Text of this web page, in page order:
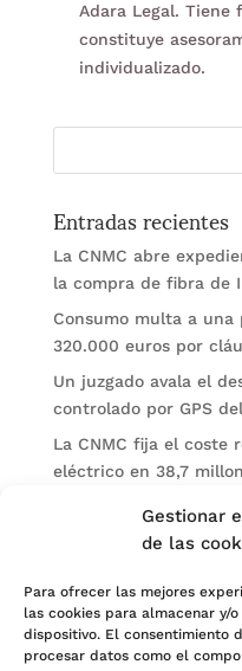
Gestionar
de las
Para ofrecer las mejores
las cookies para almacenar y/
dispositivo. El consentimiento
procesar datos como el
Adara Legal.
constituye
individualizado.
Entradas recientes
La CNMC abre
la compra de fibra de
Consumo multa a
320.000 euros por
Un juzgado avala el
controlado por GPS
La CNMC fija el coste
eléctrico en 38,7
El BOE publica
Categorías
Actualidad
Noticias Jurídicas